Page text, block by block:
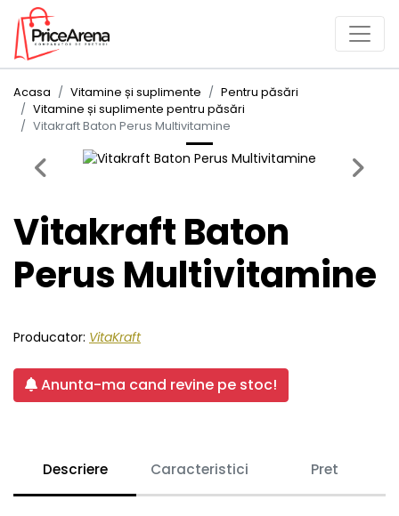
Acasa Vitamine și suplimente
Pentru păsări
Vitamine și suplimente pentru păsări
Vitakraft Baton Perus Multivitamine
Previous Next
Vitakraft Baton
Perus Multivitamine
Producator: VitaKraft
Anunta-ma cand revine pe stoc!
Descriere Caracteristici Pret